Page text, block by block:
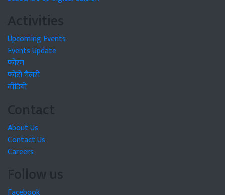
Activities
Upcoming Events
Events Update
फोरम
फोटो गैलरी
वीडियो
Contact
About Us
Contact Us
Careers
Follow us